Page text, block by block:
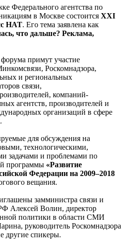
Федерального агентства по
в Москве состоится XXI
НАТ. Его тема заявлена как
что дальше? Реклама,
примут участие
Роскомнадзора,
и региональных
связи,
компаний-
агентств, производителей и
организаций в сфере
для обсуждения на
технологическими,
задачами и проблемами по
программы «Развитие
Федерации на 2009–2018
вещания.
замминистра связи и
Алексей Волин, директор
политики в области СМИ
руководитель Роскомнадзора
другие спикеры.